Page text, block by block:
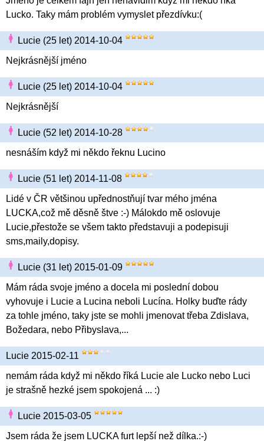
Lucko. Taky mám problém vymyslet přezdívku:(
Lucie (25 let) 2014-10-04
Nejkrásnější jméno
Lucie (25 let) 2014-10-04
Nejkrásnější
Lucie (52 let) 2014-10-28
nesnáším když mi někdo řeknu Lucino
Lucie (51 let) 2014-11-08
Lidé v ČR většinou upřednostňují tvar mého jména
LUCKA,což mě děsně štve :-) Málokdo mě oslovuje
Lucie,přestože se všem takto představuji a podepisuji
sms,maily,dopisy.
Lucie (31 let) 2015-01-09
Mám ráda svoje jméno a docela mi poslední dobou
vyhovuje i Lucie a Lucina neboli Lucína. Holky buďte rády
za tohle jméno, taky jste se mohli jmenovat třeba Zdislava,
Božedara, nebo Přibyslava,...
Lucie 2015-02-11
nemám ráda když mi někdo říká Lucie ale Lucko nebo Luci
je strašně hezké jsem spokojená ... :)
Lucie 2015-03-05
Jsem ráda že jsem LUCKA furt lepší než dílka.:-)